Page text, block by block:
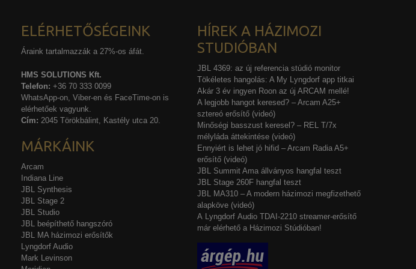
ELÉRHETŐSÉGEINK
Áraink tartalmazzák a 27%-os áfát.
HMS SOLUTIONS Kft.
Telefon: +36 70 333 0099
WhatsApp-on, Viber-en és FaceTime-on is
elérhetőek vagyunk.
Cím: 2045 Törökbálint, Kastély utca 20.
MÁRKÁINK
Arcam
Indiana Line
JBL Synthesis
JBL Stage 2
JBL Studio
JBL beépíthető hangszóró
JBL MA házimozi erősítők
Lyngdorf Audio
Mark Levinson
HÍREK A HÁZIMOZI
STUDIÓBAN
JBL 4369: az új referencia stúdió monitor
Tökéletes hangolás: A My Lyngdorf app titkai
Akár 3 év ingyen Roon az új ARCAM mellé!
A legjobb hangot keresed? – Arcam A25+
sztereó erősítő (videó)
Minőségi basszust keresel? – REL T/7x
mélyláda áttekintése (videó)
Ennyiért is lehet jó hifid – Arcam Radia A5+
erősítő (videó)
JBL Summit Ama állványos hangfal teszt
JBL Stage 260F hangfal teszt
JBL MA310 – A modern házimozi megfizethető
alapköve (videó)
A Lyngdorf Audio TDAI-2210 streamer-erősítő
már elérhető a Házimozi Stúdióban!